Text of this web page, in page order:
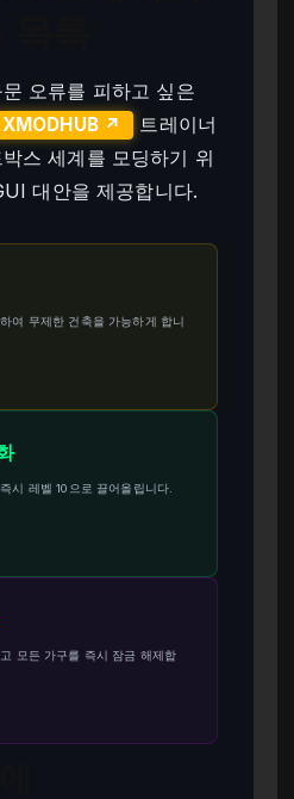
오류를 피하고 싶은
XMODHUB ↗
트레이너
스 세계를 모딩하기 위
대안을 제공합니다.
여 무제한 건축을 가능하게 합니
시 레벨 10으로 끌어올립니다.
모든 가구를 즉시 잠금 해제합